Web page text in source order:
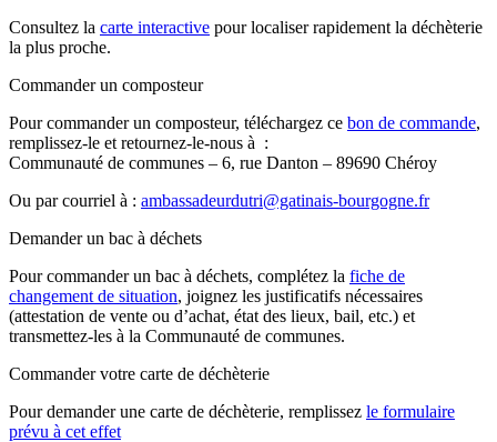
Consultez la carte interactive pour localiser rapidement la déchèterie
la plus proche.
Commander un composteur
Pour commander un composteur, téléchargez ce bon de commande,
remplissez-le et retournez-le-nous à :
Communauté de communes – 6, rue Danton – 89690 Chéroy
Ou par courriel à : ambassadeurdutri@gatinais-bourgogne.fr
Demander un bac à déchets
Pour commander un bac à déchets, complétez la fiche de
changement de situation, joignez les justificatifs nécessaires
(attestation de vente ou d’achat, état des lieux, bail, etc.) et
transmettez-les à la Communauté de communes.
Commander votre carte de déchèterie
Pour demander une carte de déchèterie, remplissez le formulaire
prévu à cet effet